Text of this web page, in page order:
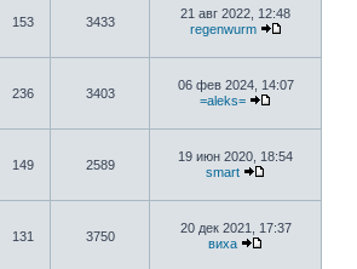
153 3433
21 авг 2022, 12:48
regenwurm
236 3403
06 фев 2024, 14:07
=aleks=
149 2589
19 июн 2020, 18:54
smart
131 3750
20 дек 2021, 17:37
виха